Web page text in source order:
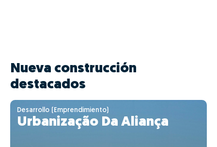
Nueva construcción
destacados
Desarrollo (Emprendimiento)
Urbanização Da Aliança